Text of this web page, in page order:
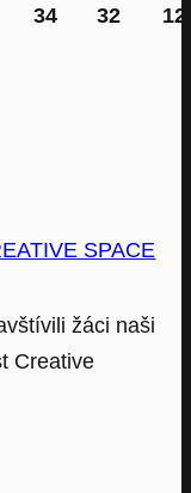
34 32
SPACE
žáci naši
Creative